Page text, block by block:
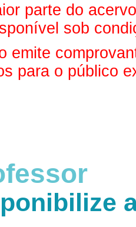
parte do
sob
emite
para o público